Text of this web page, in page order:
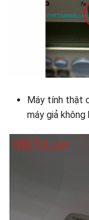
Máy tính thật
máy giả không